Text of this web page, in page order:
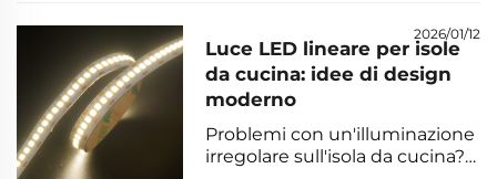
rispetto all’illuminazione a
incasso, migliorando
l’efficienza degli impianti HVAC
e riducendo le modifiche
strutturali. Scopri i dati reali.
2026/01/12
Luce LED lineare per isole
da cucina: idee di design
moderno
Problemi con un'illuminazione
irregolare sull'isola da cucina?